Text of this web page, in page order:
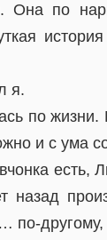
по
я.
по
и с ума
есть,
назад
по-